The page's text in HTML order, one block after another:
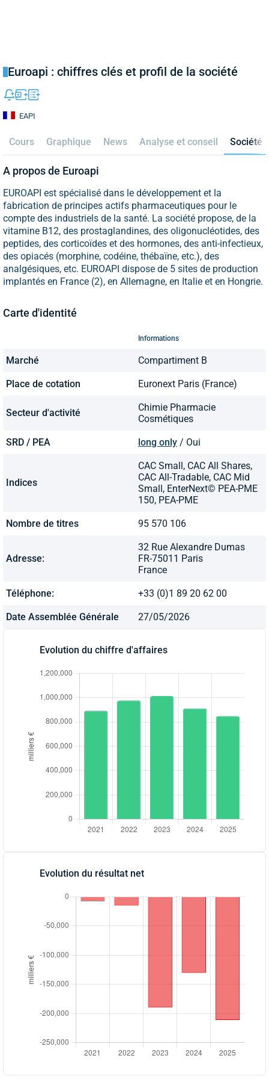
Euroapi : chiffres clés et profil de la société
EAPI
Cours Graphique News Analyse et conseil Société
A propos de Euroapi
EUROAPI est spécialisé dans le développement et la
fabrication de principes actifs pharmaceutiques pour le
compte des industriels de la santé. La société propose, de la
vitamine B12, des prostaglandines, des oligonucléotides, des
peptides, des corticoïdes et des hormones, des anti-infectieux,
des opiacés (morphine, codéine, thébaïne, etc.), des
analgésiques, etc. EUROAPI dispose de 5 sites de production
implantés en France (2), en Allemagne, en Italie et en Hongrie.
Carte d'identité
Informations
Marché Compartiment B
Place de cotation Euronext Paris (France)
Secteur d'activité
Chimie Pharmacie
Cosmétiques
SRD / PEA long only / Oui
Indices
CAC Small, CAC All Shares,
CAC All-Tradable, CAC Mid
Small, EnterNext© PEA-PME
150, PEA-PME
Nombre de titres 95 570 106
Adresse:
32 Rue Alexandre Dumas
FR-75011 Paris
France
Téléphone: +33 (0)1 89 20 62 00
Date Assemblée Générale 27/05/2026
Evolution du chiffre d'affaires
Evolution du résultat net